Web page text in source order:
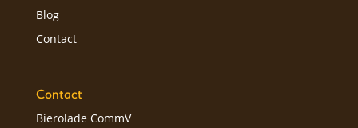
Blog
Contact
Contact
Bierolade CommV